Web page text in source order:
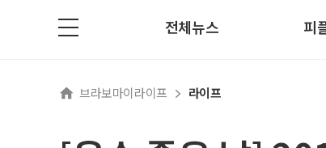
전체뉴스 피
브라보마이라이프 라이프